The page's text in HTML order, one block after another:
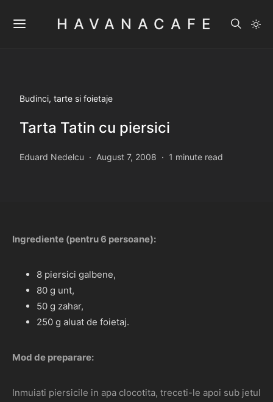
HAVANACAFE
Budinci, tarte si foietaje
Tarta Tatin cu piersici
Eduard Nedelcu August 7, 2008 1 minute read
Ingrediente (pentru 6 persoane):
8 piersici galbene,
80 g unt,
50 g zahar,
250 g aluat de foietaj.
Mod de preparare:
Inmuiati piersicile in apa clocotita, treceti-le apoi sub jetul